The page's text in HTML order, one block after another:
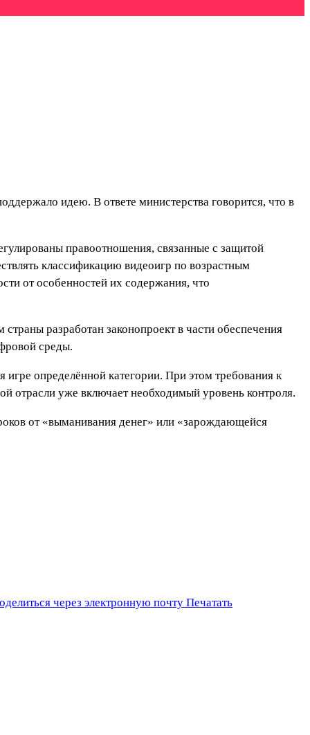
идею. В ответе министерства говорится, что в
правоотношения, связанные с защитой
классификацию видеоигр по возрастным
от особенностей их содержания, что
разработан законопроект в части обеспечения
среды.
определённой категории. При этом требования к
отрасли уже включает необходимый уровень контроля.
от «выманивания денег» или «зарождающейся
через электронную почту Печатать